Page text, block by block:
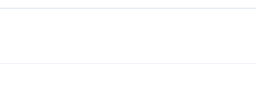
de Cuidados de Molina de Segura – Protección de datos
de investigación en el CEBAS-CSIC a través de la Fundación Séneca.
y patrimonio de la provincia de A Coruña a través de su gastronomía